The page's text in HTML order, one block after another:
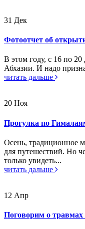
31 Дек
Фотоотчет об
В этом году, с 16 по
Абхазии. И надо
читать дальше
20 Ноя
Прогулка по
Осень, традиционное
для путешествий. Но
только увидеть...
читать дальше
12 Апр
Поговорим о травмах